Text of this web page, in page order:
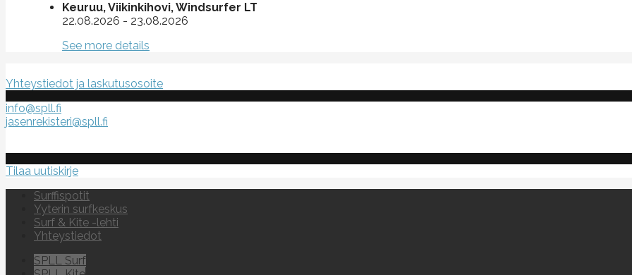
Keuruu, Viikinkihovi, Windsurfer LT
22.08.2026 - 23.08.2026
See more details
Yhteystiedot ja laskutusosoite
info@spll.fi
jasenrekisteri@spll.fi
Tilaa uutiskirje
Surffispotit
Yyterin surfkeskus
Surf & Kite -lehti
Yhteystiedot
SPLL Surf